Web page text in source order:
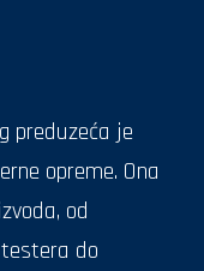
preduzeća je
opreme. Ona
od
do